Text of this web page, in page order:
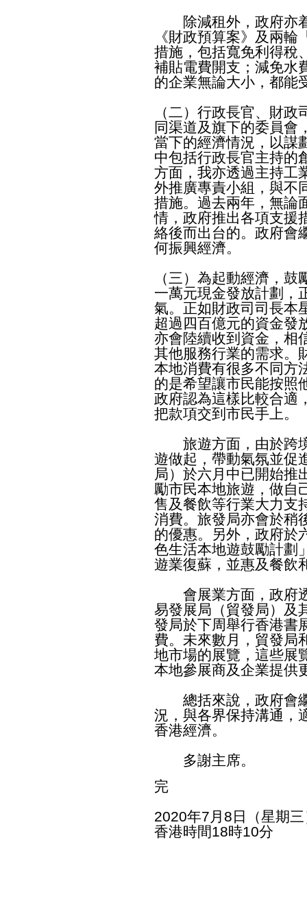
除減租外，政府亦着
《財政預算案》及兩
措施，包括寬免利得稅
補貼電費開支；減免水
的企業無論大小，都能
（二）行政長官、財
同渠道及旗下的委員會
當下的經濟情況，以謀
中包括行政長官主持的
方面，我亦透過主持工
外推廣專責小組，與不
措施。過去兩年，無論
情，政府推出各項支援
絡後而出台的。政府會
何振興經濟。
（三）為起動經濟，
一萬元現金發放計劃，
氣。正如財政司司長本
超過四百億元的資金發
亦會陸續收到資金，相
其他服務行業的需求。
本地消費有很多不同方
的是希望讓市民能按照
政府認為這樣比較合適
把款項交到市民手上。
旅遊方面，由於跨境
遊做起，帶動氣氛並促
局）於六月中已開始推
勵市民本地旅遊，做自
售及餐飲等行業大力支
消費。旅發局亦會於稍
的優惠。另外，政府於
色生活本地遊鼓勵計劃
遊業復蘇，並惠及餐飲
會展業方面，政府透
易發展局（貿發局）及
發局於下周舉行香港書
費。未來數月，貿發局
地市場的展覽，這些展
本地參展商及企業提供
總括來說，政府會繼
況，與各界保持溝通，
香港經濟。
多謝主席。
完
2020年7月8日（星期
香港時間18時10分